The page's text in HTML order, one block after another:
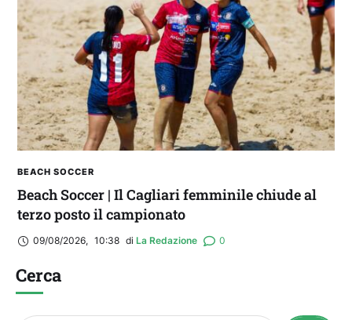
BEACH SOCCER
Beach Soccer | Il Cagliari femminile chiude al
terzo posto il campionato
09/08/2026, 10:38 di La Redazione 0
Cerca